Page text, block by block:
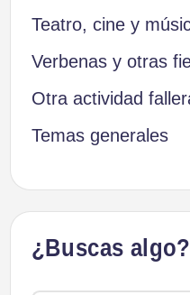
Teatro, cine y
Verbenas y otras
Otra actividad
Temas generales
¿Buscas algo?